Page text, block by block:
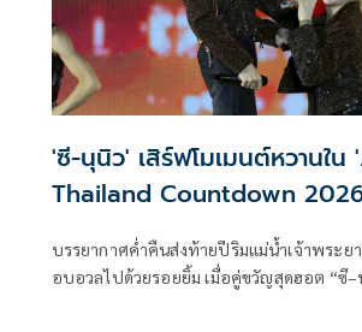
'ซี-นุนิว' เสิร์ฟโมเมนต์หวานใน
Thailand Countdown
ICONSIAM'
บรรยากาศค่ำคืนส่งท้ายปีริมแม่น้ำเจ้าพระย
อบอวลไปด้วยรอยยิ้ม เมื่อคู่ขวัญสุดฮอต “ซี–